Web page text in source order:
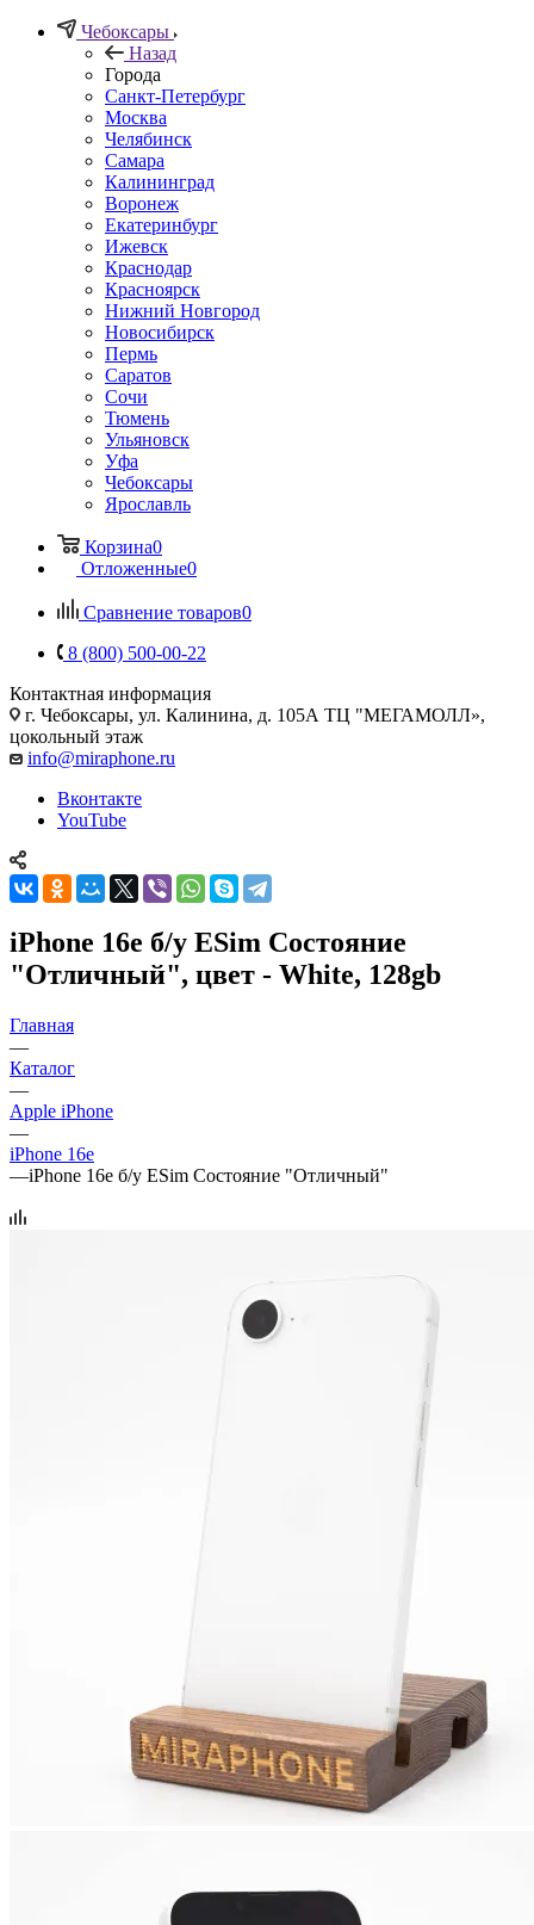
Чебоксары
Назад
Города
Санкт-Петербург
Москва
Челябинск
Самара
Калининград
Воронеж
Екатеринбург
Ижевск
Краснодар
Красноярск
Нижний Новгород
Новосибирск
Пермь
Саратов
Сочи
Тюмень
Ульяновск
Уфа
Чебоксары
Ярославль
Корзина0
Отложенные0
Сравнение товаров0
8 (800) 500-00-22
Контактная информация
г. Чебоксары, ул. Калинина, д. 105А ТЦ "МЕГАМОЛЛ»,
цокольный этаж
info@miraphone.ru
Вконтакте
YouTube
iPhone 16e б/у ESim Состояние
"Отличный", цвет - White, 128gb
Главная
—
Каталог
—
Apple iPhone
—
iPhone 16e
—iPhone 16e б/у ESim Состояние "Отличный"